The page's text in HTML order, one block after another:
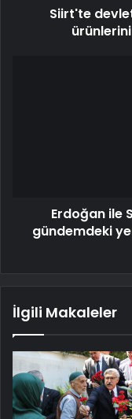
Siirt'te
Erdoğan ile
gündemdeki
İlgili Makaleler